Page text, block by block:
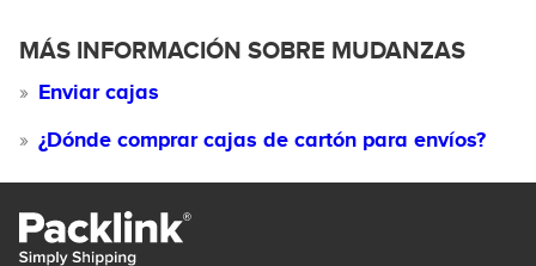
MÁS INFORMACIÓN SOBRE MUDANZAS
Enviar cajas
¿Dónde comprar cajas de cartón para envíos?